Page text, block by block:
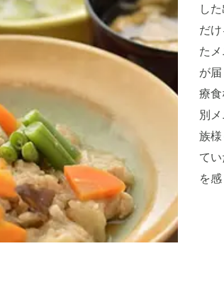
し
だ
た
が
療
別
族
て
を